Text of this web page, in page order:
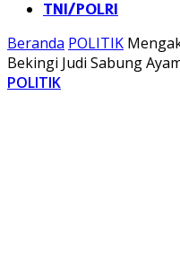
TNI/POLRI
Beranda POLITIK
Bekingi Judi Sabung
POLITIK